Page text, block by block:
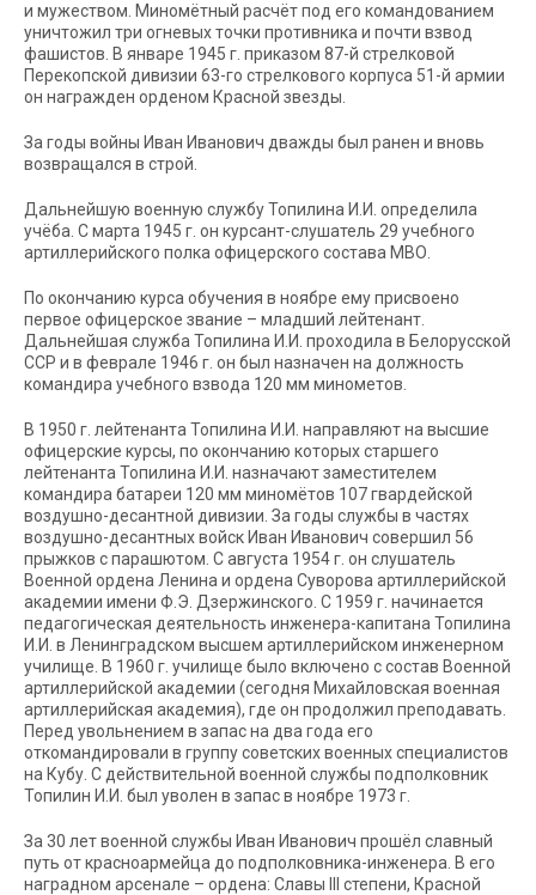
и мужеством. Миномётный расчёт под его командованием
уничтожил три огневых точки противника и почти взвод
фашистов. В январе 1945 г. приказом 87-й стрелковой
Перекопской дивизии 63-го стрелкового корпуса 51-й армии
он награжден орденом Красной звезды.
За годы войны Иван Иванович дважды был ранен и вновь
возвращался в строй.
Дальнейшую военную службу Топилина И.И. определила
учёба. С марта 1945 г. он курсант-слушатель 29 учебного
артиллерийского полка офицерского состава МВО.
По окончанию курса обучения в ноябре ему присвоено
первое офицерское звание – младший лейтенант.
Дальнейшая служба Топилина И.И. проходила в Белорусской
ССР и в феврале 1946 г. он был назначен на должность
командира учебного взвода 120 мм минометов.
В 1950 г. лейтенанта Топилина И.И. направляют на высшие
офицерские курсы, по окончанию которых старшего
лейтенанта Топилина И.И. назначают заместителем
командира батареи 120 мм миномётов 107 гвардейской
воздушно-десантной дивизии. За годы службы в частях
воздушно-десантных войск Иван Иванович совершил 56
прыжков с парашютом. С августа 1954 г. он слушатель
Военной ордена Ленина и ордена Суворова артиллерийской
академии имени Ф.Э. Дзержинского. С 1959 г. начинается
педагогическая деятельность инженера-капитана Топилина
И.И. в Ленинградском высшем артиллерийском инженерном
училище. В 1960 г. училище было включено с состав Военной
артиллерийской академии (сегодня Михайловская военная
артиллерийская академия), где он продолжил преподавать.
Перед увольнением в запас на два года его
откомандировали в группу советских военных специалистов
на Кубу. С действительной военной службы подполковник
Топилин И.И. был уволен в запас в ноябре 1973 г.
За 30 лет военной службы Иван Иванович прошёл славный
путь от красноармейца до подполковника-инженера. В его
наградном арсенале – ордена: Славы III степени, Красной